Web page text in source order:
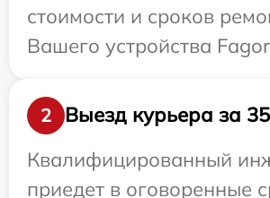
стоимости и сроков
Вашего устройства
2
Выезд курьера за
Квалифицированный
приедет в оговоренные